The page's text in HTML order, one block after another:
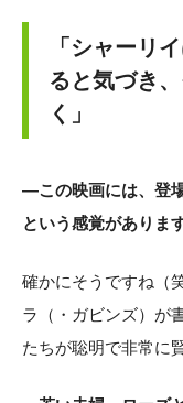
「シャーリ
ると気づき
く」
―この映画には、登
という感覚がありま
確かにそうですね（
ラ（・ガビンズ）が
たちが聡明で非常に